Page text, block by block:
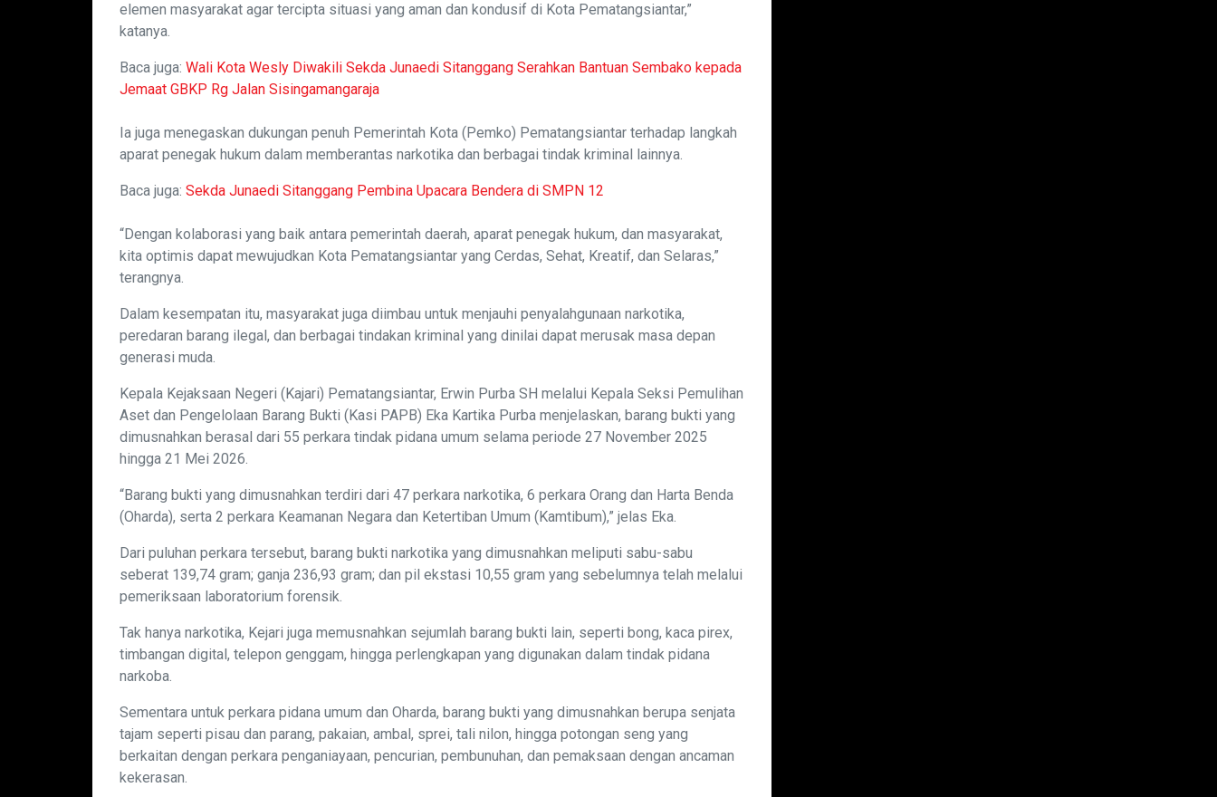
elemen masyarakat agar tercipta situasi yang aman dan kondusif di Kota Pematangsiantar,”
katanya.
Baca juga: Wali Kota Wesly Diwakili Sekda Junaedi Sitanggang Serahkan Bantuan Sembako kepada
Jemaat GBKP Rg Jalan Sisingamangaraja
Ia juga menegaskan dukungan penuh Pemerintah Kota (Pemko) Pematangsiantar terhadap langkah
aparat penegak hukum dalam memberantas narkotika dan berbagai tindak kriminal lainnya.
Baca juga: Sekda Junaedi Sitanggang Pembina Upacara Bendera di SMPN 12
“Dengan kolaborasi yang baik antara pemerintah daerah, aparat penegak hukum, dan masyarakat,
kita optimis dapat mewujudkan Kota Pematangsiantar yang Cerdas, Sehat, Kreatif, dan Selaras,”
terangnya.
Dalam kesempatan itu, masyarakat juga diimbau untuk menjauhi penyalahgunaan narkotika,
peredaran barang ilegal, dan berbagai tindakan kriminal yang dinilai dapat merusak masa depan
generasi muda.
Kepala Kejaksaan Negeri (Kajari) Pematangsiantar, Erwin Purba SH melalui Kepala Seksi Pemulihan
Aset dan Pengelolaan Barang Bukti (Kasi PAPB) Eka Kartika Purba menjelaskan, barang bukti yang
dimusnahkan berasal dari 55 perkara tindak pidana umum selama periode 27 November 2025
hingga 21 Mei 2026.
“Barang bukti yang dimusnahkan terdiri dari 47 perkara narkotika, 6 perkara Orang dan Harta Benda
(Oharda), serta 2 perkara Keamanan Negara dan Ketertiban Umum (Kamtibum),” jelas Eka.
Dari puluhan perkara tersebut, barang bukti narkotika yang dimusnahkan meliputi sabu-sabu
seberat 139,74 gram; ganja 236,93 gram; dan pil ekstasi 10,55 gram yang sebelumnya telah melalui
pemeriksaan laboratorium forensik.
Tak hanya narkotika, Kejari juga memusnahkan sejumlah barang bukti lain, seperti bong, kaca pirex,
timbangan digital, telepon genggam, hingga perlengkapan yang digunakan dalam tindak pidana
narkoba.
Sementara untuk perkara pidana umum dan Oharda, barang bukti yang dimusnahkan berupa senjata
tajam seperti pisau dan parang, pakaian, ambal, sprei, tali nilon, hingga potongan seng yang
berkaitan dengan perkara penganiayaan, pencurian, pembunuhan, dan pemaksaan dengan ancaman
kekerasan.